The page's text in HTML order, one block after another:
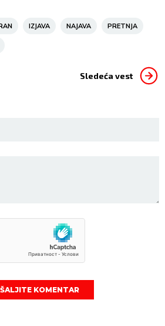
IZJAVA NAJAVA PRETNJA
Sledeća vest
KOMENTAR